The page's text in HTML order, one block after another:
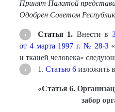
Принят Палатой
Одобрен Советом
Статья 1. Внести в
от 4 марта 1997 г. № 28-З
и тканей человека»
1. Статью 6изложить
«Статья 6.
забор